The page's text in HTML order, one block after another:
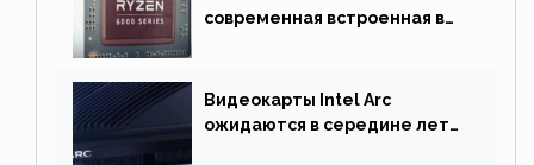
современная встроенная в
Видеокарты Intel Arc
ожидаются в середине лета.